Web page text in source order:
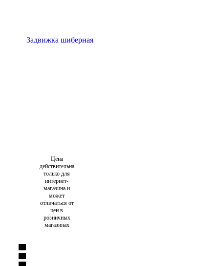
Цена
действительна
только для
интернет-
магазина и
может
отличаться от
цен в
розничных
магазинах